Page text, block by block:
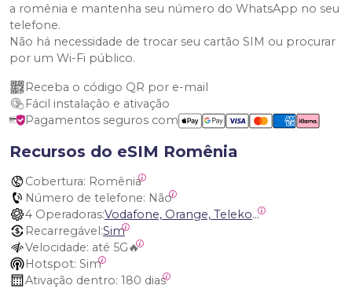
a romênia e mantenha seu número do WhatsApp no seu
telefone.
Não há necessidade de trocar seu cartão SIM ou procurar
por um Wi-Fi público.
Receba o código QR por e-mail
Fácil instalação e ativação
Pagamentos seguros com
Recursos do eSIM Romênia
Cobertura: Romênia
Número de telefone: Não
4 Operadoras:
Vodafone, Orange, Telekom, DIGI
Recarregável:Sim
Velocidade: até 5G🔥
Hotspot: Sim
Ativação dentro: 180 dias